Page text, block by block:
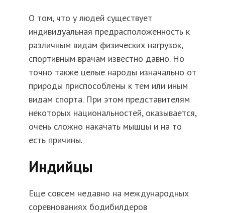
О том, что у людей существует
индивидуальная предрасположенность к
различным видам физических нагрузок,
спортивным врачам известно давно. Но
точно также целые народы изначально от
природы приспособлены к тем или иным
видам спорта. При этом представителям
некоторых национальностей, оказывается,
очень сложно накачать мышцы и на то
есть причины.
Индийцы
Еще совсем недавно на международных
соревнованиях бодибилдеров